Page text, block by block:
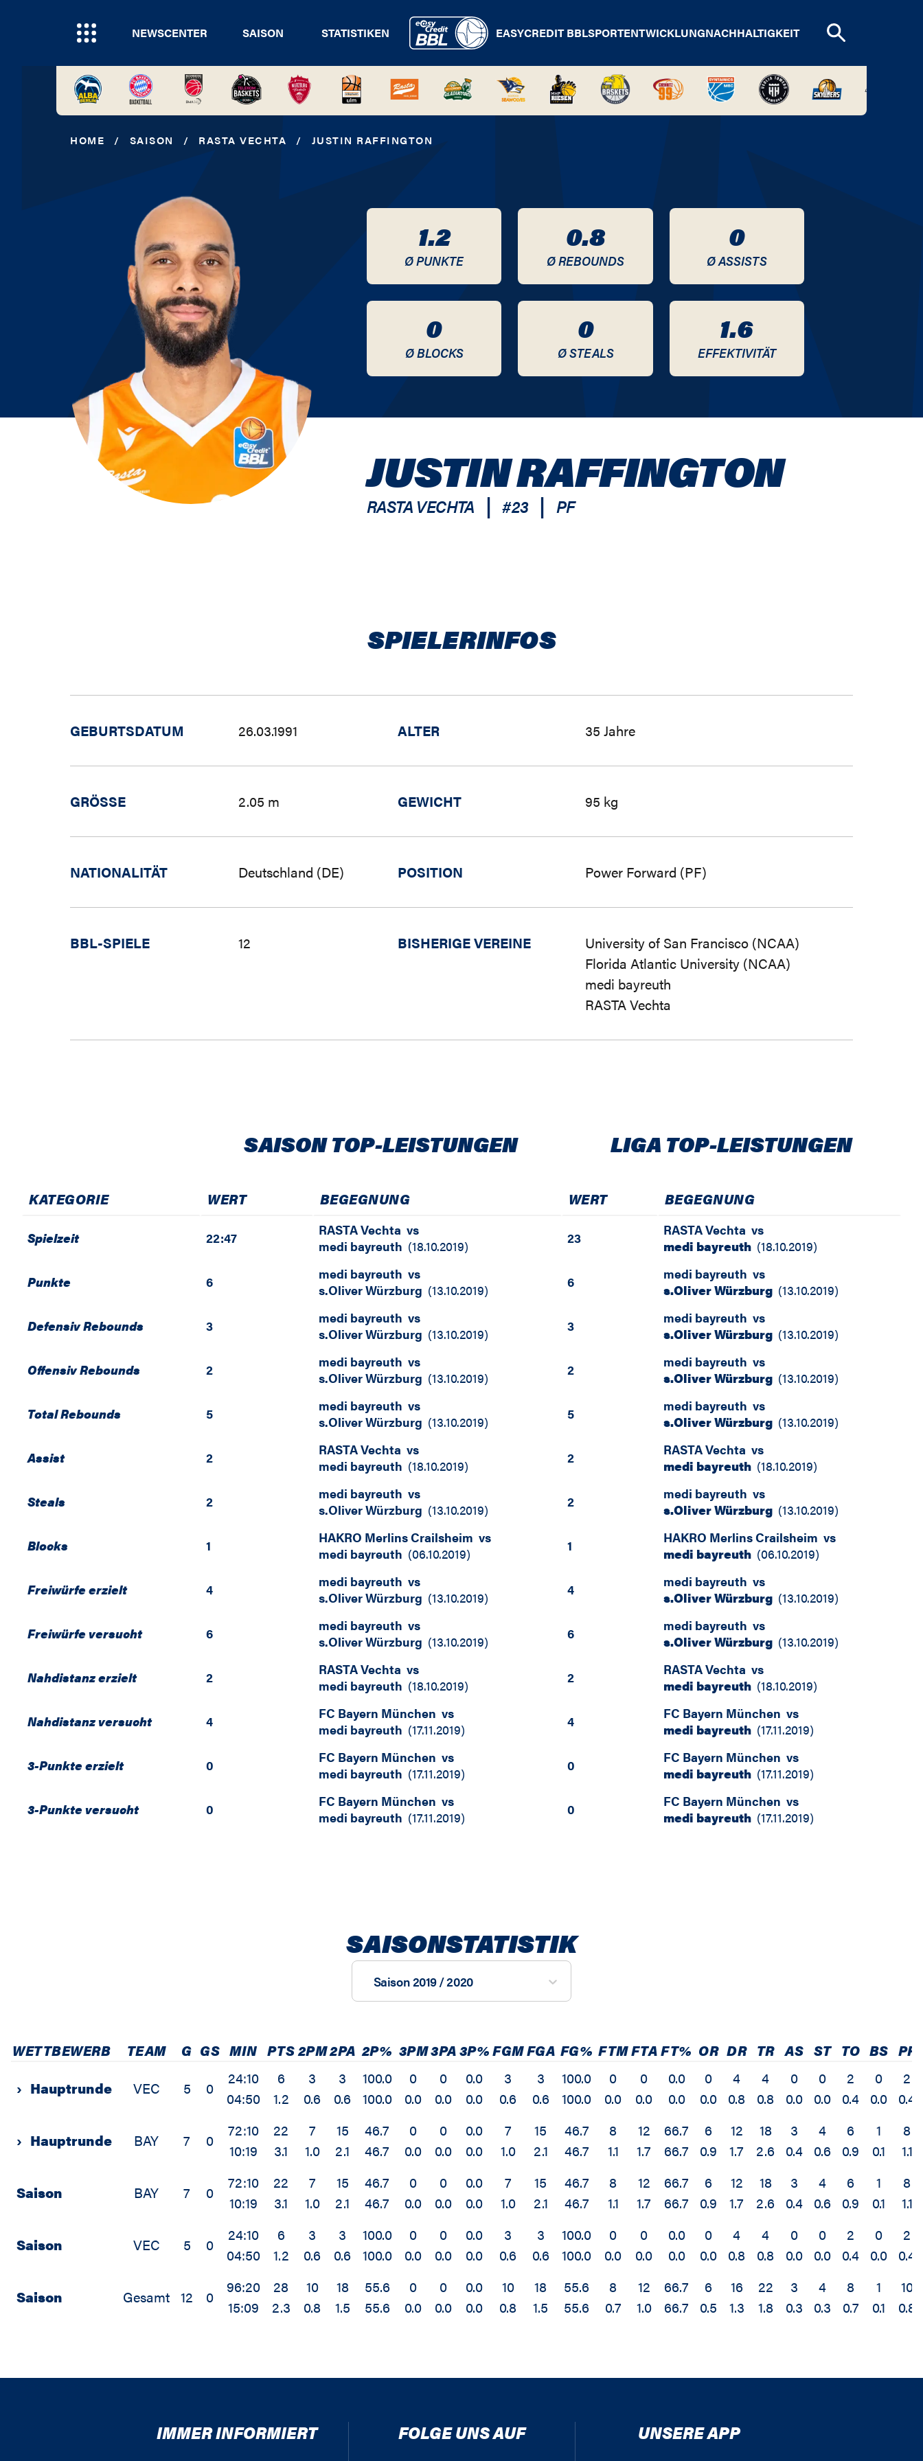
NEWSCENTER SAISON STATISTIKEN EASYCREDIT BBLSPORTENTWICKLUNGNACHHALTIGKEIT
HOME / SAISON / RASTA VECHTA / JUSTIN RAFFINGTON
1.2
Ø PUNKTE
0.8
Ø REBOUNDS
0
Ø ASSISTS
0
Ø BLOCKS
0
Ø STEALS
1.6
EFFEKTIVITÄT
JUSTIN RAFFINGTON
RASTA VECHTA | #23 | PF
SPIELERINFOS
GEBURTSDATUM 26.03.1991 ALTER 35 Jahre
GRÖSSE 2.05 m GEWICHT 95 kg
NATIONALITÄT Deutschland (DE) POSITION Power Forward (PF)
BBL-SPIELE 12 BISHERIGE VEREINE
University of San Francisco (NCAA)
Florida Atlantic University (NCAA)
medi bayreuth
RASTA Vechta
SAISON TOP-LEISTUNGEN LIGA TOP-LEISTUNGEN
KATEGORIE WERT BEGEGNUNG WERT BEGEGNUNG
Spielzeit 22:47 RASTA Vechta vs
medi bayreuth (18.10.2019) 23 RASTA Vechta vs
medi bayreuth (18.10.2019)
Punkte 6 medi bayreuth vs
s.Oliver Würzburg (13.10.2019) 6 medi bayreuth vs
s.Oliver Würzburg (13.10.2019)
Defensiv Rebounds 3 medi bayreuth vs
s.Oliver Würzburg (13.10.2019) 3 medi bayreuth vs
s.Oliver Würzburg (13.10.2019)
Offensiv Rebounds 2 medi bayreuth vs
s.Oliver Würzburg (13.10.2019) 2 medi bayreuth vs
s.Oliver Würzburg (13.10.2019)
Total Rebounds 5 medi bayreuth vs
s.Oliver Würzburg (13.10.2019) 5 medi bayreuth vs
s.Oliver Würzburg (13.10.2019)
Assist 2 RASTA Vechta vs
medi bayreuth (18.10.2019) 2 RASTA Vechta vs
medi bayreuth (18.10.2019)
Steals 2 medi bayreuth vs
s.Oliver Würzburg (13.10.2019) 2 medi bayreuth vs
s.Oliver Würzburg (13.10.2019)
Blocks 1 HAKRO Merlins Crailsheim vs
medi bayreuth (06.10.2019) 1 HAKRO Merlins Crailsheim vs
medi bayreuth (06.10.2019)
Freiwürfe erzielt 4 medi bayreuth vs
s.Oliver Würzburg (13.10.2019) 4 medi bayreuth vs
s.Oliver Würzburg (13.10.2019)
Freiwürfe versucht 6 medi bayreuth vs
s.Oliver Würzburg (13.10.2019) 6 medi bayreuth vs
s.Oliver Würzburg (13.10.2019)
Nahdistanz erzielt 2 RASTA Vechta vs
medi bayreuth (18.10.2019) 2 RASTA Vechta vs
medi bayreuth (18.10.2019)
Nahdistanz versucht 4 FC Bayern München vs
medi bayreuth (17.11.2019) 4 FC Bayern München vs
medi bayreuth (17.11.2019)
3-Punkte erzielt 0 FC Bayern München vs
medi bayreuth (17.11.2019) 0 FC Bayern München vs
medi bayreuth (17.11.2019)
3-Punkte versucht 0 FC Bayern München vs
medi bayreuth (17.11.2019) 0 FC Bayern München vs
medi bayreuth (17.11.2019)
SAISONSTATISTIK
Saison 2019 / 2020
WETTBEWERB TEAM G GS MIN PTS2PM2PA 2P% 3PM3PA3P%FGMFGA FG% FTMFTAFT% OR DR TR AS ST TO BS PF
› Hauptrunde VEC 5 0
24:10
04:50
6
1.2
3
0.6
3
0.6
100.0
100.0
0
0.0
0
0.0
0.0
0.0
3
0.6
3
0.6
100.0
100.0
0
0.0
0
0.0
0.0
0.0
0
0.0
4
0.8
4
0.8
0
0.0
0
0.0
2
0.4
0
0.0
2
0.4
› Hauptrunde BAY 7 0
72:10
10:19
22
3.1
7
1.0
15
2.1
46.7
46.7
0
0.0
0
0.0
0.0
0.0
7
1.0
15
2.1
46.7
46.7
8
1.1
12
1.7
66.7
66.7
6
0.9
12
1.7
18
2.6
3
0.4
4
0.6
6
0.9
1
0.1
8
1.1
Saison BAY 7 0
72:10
10:19
22
3.1
7
1.0
15
2.1
46.7
46.7
0
0.0
0
0.0
0.0
0.0
7
1.0
15
2.1
46.7
46.7
8
1.1
12
1.7
66.7
66.7
6
0.9
12
1.7
18
2.6
3
0.4
4
0.6
6
0.9
1
0.1
8
1.1
Saison VEC 5 0
24:10
04:50
6
1.2
3
0.6
3
0.6
100.0
100.0
0
0.0
0
0.0
0.0
0.0
3
0.6
3
0.6
100.0
100.0
0
0.0
0
0.0
0.0
0.0
0
0.0
4
0.8
4
0.8
0
0.0
0
0.0
2
0.4
0
0.0
2
0.4
Saison Gesamt 12 0
96:20
15:09
28
2.3
10
0.8
18
1.5
55.6
55.6
0
0.0
0
0.0
0.0
0.0
10
0.8
18
1.5
55.6
55.6
8
0.7
12
1.0
66.7
66.7
6
0.5
16
1.3
22
1.8
3
0.3
4
0.3
8
0.7
1
0.1
10
0.8
IMMER INFORMIERT FOLGE UNS AUF UNSERE APP